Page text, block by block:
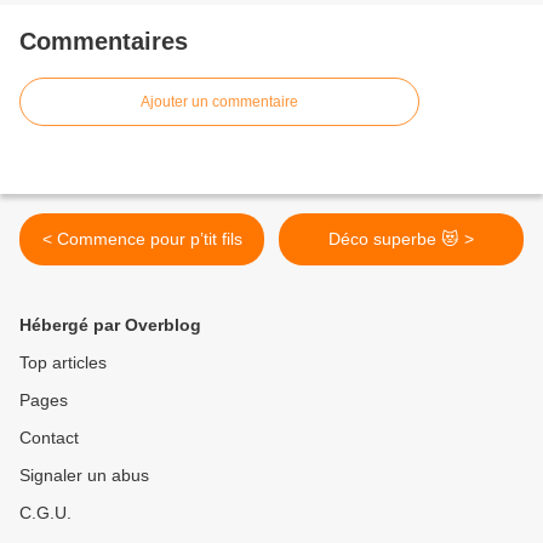
Commentaires
Ajouter un commentaire
< Commence pour p’tit fils Déco superbe 😻 >
Hébergé par Overblog
Top articles
Pages
Contact
Signaler un abus
C.G.U.